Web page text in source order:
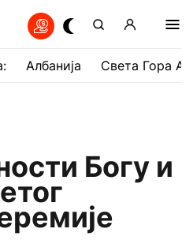
Албанија Света Гора
Богу и